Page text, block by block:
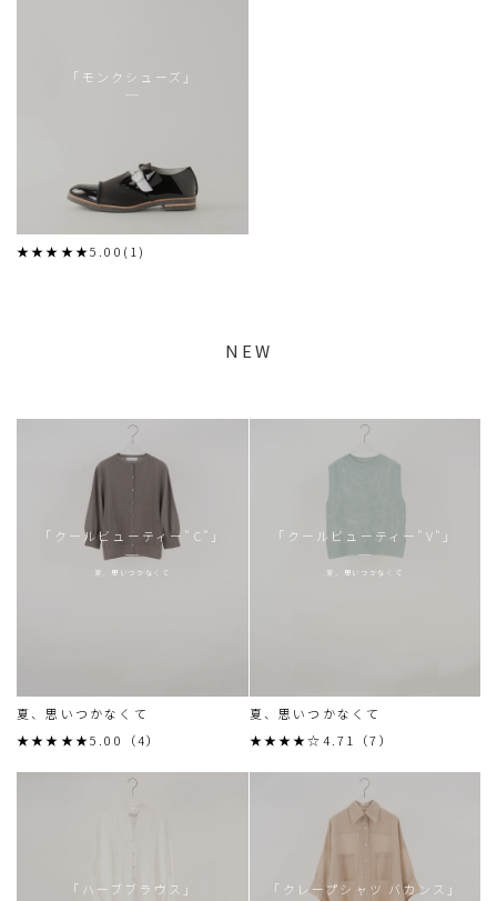
「モンクシューズ」
★★★★★5.00(1)
NEW
「クールビューティー"C"」
夏、思いつかなくて
夏、思いつかなくて
★★★★★5.00（4）
「クールビューティー"V"」
夏、思いつかなくて
夏、思いつかなくて
★★★★☆4.71（7）
「ハーブブラウス」 「クレープシャツ バカンス」